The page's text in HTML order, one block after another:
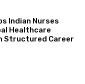
Indian Nurses
Healthcare
Structured Career